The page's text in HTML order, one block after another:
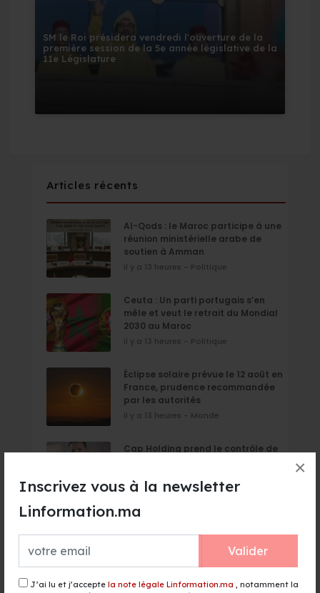
Inscrivez vous à la newsletter
Linformation.ma
Valider
J’ai lu et j’accepte la note légale Linformation.ma , notamment la
×
SM le Roi présidera vendredi l'ouverture de la
première session de la 5e année législative de la
11e Législature
Articles récents
Al-Qods : le Maroc participe à une
réunion ministérielle arabe de
soutien à Amman
il y a 13 heures - Politique
Ceuta : Un parti portugais s’en
mêle et veut le retrait du Mondial
2030 au Maroc
il y a 13 heures - Politique
Éclipse solaire prévue le 12 août en
France, prudence recommandée
par les autorités
il y a 13 heures - Monde
Cap Holding prend le contrôle de
d’alimentation en eau depuis le
barrage Hassan II sera achevé